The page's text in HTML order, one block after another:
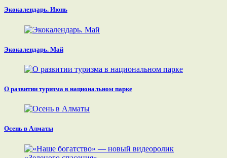
Экокалендарь. Июнь
Экокалендарь. Май
О развитии туризма в национальном парке
Осень в Алматы